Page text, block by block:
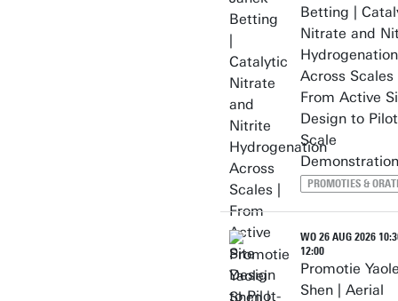
Betting |
Nitrate and
Hydrogenation
Across Scales
From Active
Design to
Scale
Demonstration
PROMOTIES &
WO 26 AUG 2026
12:00
Promotie
Shen | Aerial